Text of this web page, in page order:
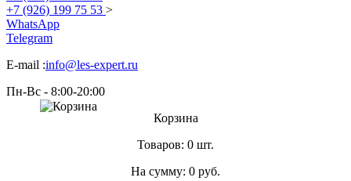
+7 (926) 199 75 53 >
WhatsApp
Telegram
E-mail :info@les-expert.ru
Пн-Вс - 8:00-20:00
Корзина
Товаров: 0 шт.
На сумму: 0 руб.